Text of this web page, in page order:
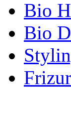
Bio
Bio